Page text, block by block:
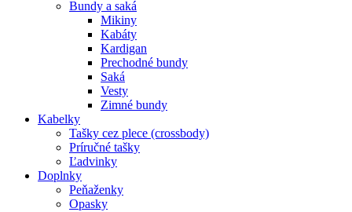
Bundy a saká
Mikiny
Kabáty
Kardigan
Prechodné bundy
Saká
Vesty
Zimné bundy
Kabelky
Tašky cez plece (crossbody)
Príručné tašky
Ľadvinky
Doplnky
Peňaženky
Opasky